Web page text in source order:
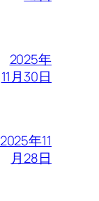
2025年
11月30日
2025年11
月28日